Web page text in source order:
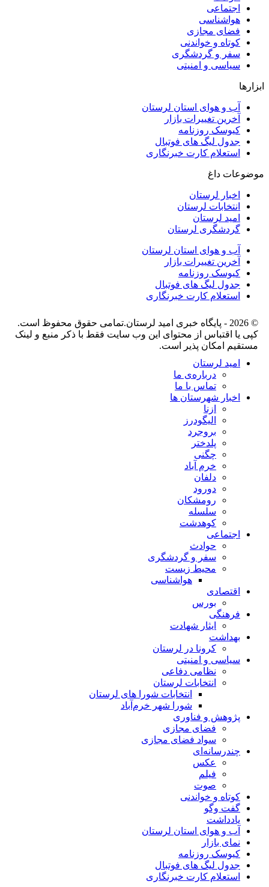
اجتماعی
هواشناسی
فضای مجازی
کوتاه و خواندنی
سفر و گردشگری
سیاسی و امنیتی
ابزارها
آب و هوای استان لرستان
آخرین تغییرات بازار
کیوسک روزنامه
جدول لیگ های فوتبال
استعلام کارت خبرنگاری
موضوعات داغ
اخبار لرستان
انتخابات لرستان
امید لرستان
گردشگری لرستان
آب و هوای استان لرستان
آخرین تغییرات بازار
کیوسک روزنامه
جدول لیگ های فوتبال
استعلام کارت خبرنگاری
© 2026 - پایگاه خبری اميد لرستان.تمامی حقوق محفوظ است.
کپی یا اقتباس از محتوای این وب سایت فقط با ذکر منبع و لینک
مستقیم امکان پذیر است.
امید لرستان
درباره‌ی ما
تماس با ما
اخبار شهرستان ها
ازنا
الیگودرز
بروجرد
پلدختر
چگنی
خرم آباد
دلفان
دورود
رومشکان
سلسله
کوهدشت
اجتماعی
حوادث
سفر و گردشگری
محیط زیست
هواشناسی
اقتصادی
بورس
فرهنگی
ایثار شهادت
بهداشت
کرونا در لرستان
سیاسی و امنیتی
نظامی دفاعی
انتخابات لرستان
انتخابات شورا های لرستان
شورا شهر خرم‌آباد
پژوهش و فناوری
فضای مجازی
سواد فضای مجازی
چندرسانه‌ای
عكس
فیلم
صوت
کوتاه و خواندنی
گفت وگو
یادداشت
آب و هوای استان لرستان
نمای بازار
کیوسک روزنامه
جدول لیگ های فوتبال
استعلام کارت خبرنگاری